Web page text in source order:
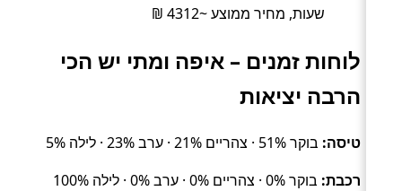
שעות, מחיר ממוצע ~4312 ₪
לוחות זמנים – איפה ומתי יש הכי
הרבה יציאות
טיסה: בוקר 51% · צהריים 21% · ערב 23% · לילה 5%
רכבת: בוקר 0% · צהריים 0% · ערב 0% · לילה 100%